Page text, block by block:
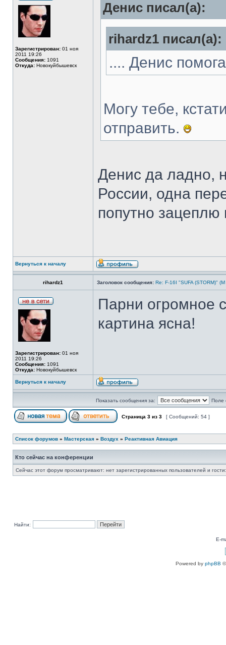
Зарегистрирован: 01 ноя
2011 19:26
Сообщения: 1091
Откуда: Новокуйбышевск
Денис писал(а):
rihardz1 писал(а):
.... Денис
Могу тебе,
отправить.
Денис да ладно,
России, одна
попутно зацеплю
Вернуться к началу
rihardz1 Заголовок сообщения: Re: F-16I "SUFA (STORM)"
Зарегистрирован: 01 ноя
2011 19:26
Сообщения: 1091
Откуда: Новокуйбышевск
Парни огромное
картина ясна!
Вернуться к началу
Показать сообщения за: Поле
Страница 3 из 3 [ Сообщений: 54 ]
Список форумов » Мастерская » Воздух » Реактивная Авиация
Кто сейчас на конференции
Сейчас этот форум просматривают: нет зарегистрированных пользователей и
Найти:
E-
Powered by phpBB